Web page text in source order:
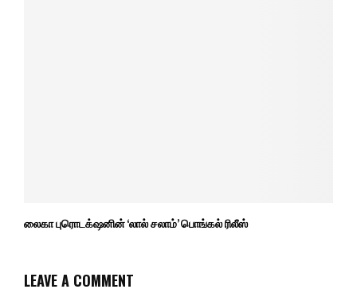
லைகா புரொடக்‌ஷனின் ‘லால் சலாம்’ பொங்கல் ரிலீஸ்
LEAVE A COMMENT